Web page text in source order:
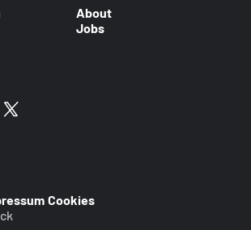
About
Jobs
Cookies